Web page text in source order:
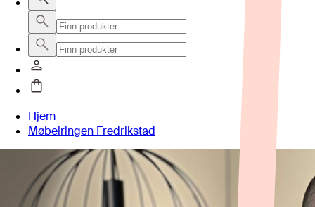
Hjem
Møbelringen Fredrikstad